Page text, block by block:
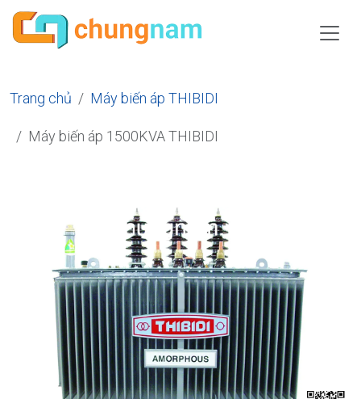
Trang chủ Máy biến áp THIBIDI
Máy biến áp 1500KVA THIBIDI